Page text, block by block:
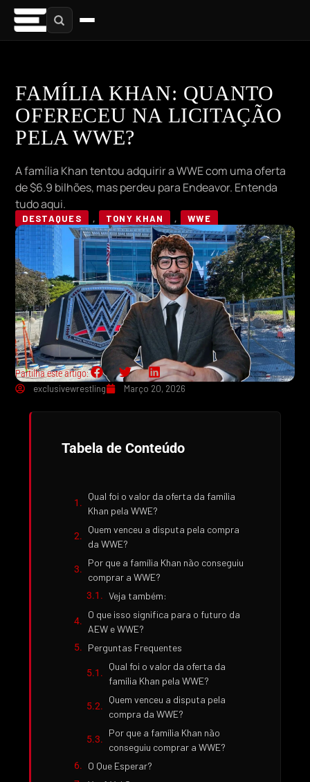
FAMÍLIA KHAN: QUANTO
OFERECEU NA LICITAÇÃO
PELA WWE?
A família Khan tentou adquirir a WWE com uma oferta
de $6.9 bilhões, mas perdeu para Endeavor. Entenda
tudo aqui.
DESTAQUES , TONY KHAN , WWE
Partilha este artigo:
exclusivewrestling
Março 20, 2026
Tabela de Conteúdo
Qual foi o valor da oferta da família
Khan pela WWE?
Quem venceu a disputa pela compra
da WWE?
Por que a família Khan não conseguiu
comprar a WWE?
Veja também:
O que isso significa para o futuro da
AEW e WWE?
Perguntas Frequentes
Qual foi o valor da oferta da
família Khan pela WWE?
Quem venceu a disputa pela
compra da WWE?
Por que a família Khan não
conseguiu comprar a WWE?
O Que Esperar?